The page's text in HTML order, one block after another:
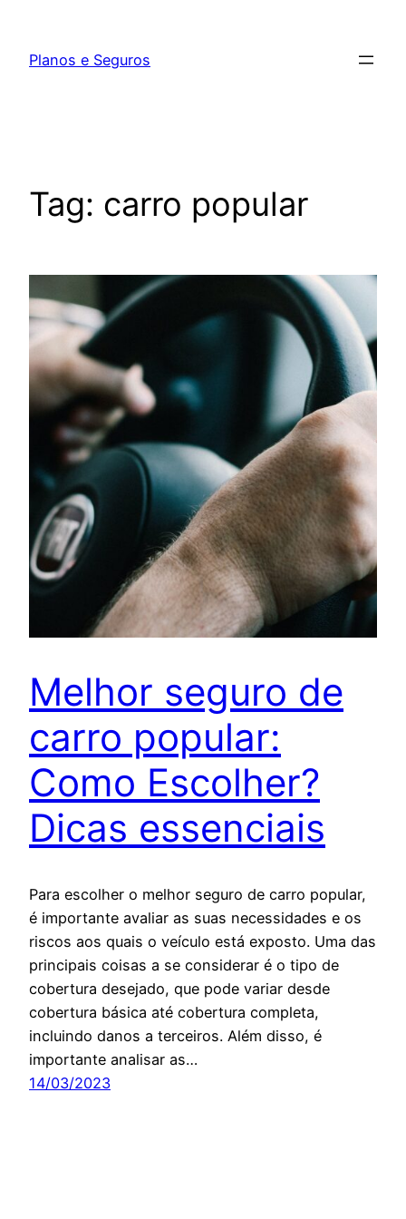
Planos e Seguros
Tag: carro popular
Melhor seguro de
carro popular:
Como Escolher?
Dicas essenciais
Para escolher o melhor seguro de carro popular,
é importante avaliar as suas necessidades e os
riscos aos quais o veículo está exposto. Uma das
principais coisas a se considerar é o tipo de
cobertura desejado, que pode variar desde
cobertura básica até cobertura completa,
incluindo danos a terceiros. Além disso, é
importante analisar as…
14/03/2023